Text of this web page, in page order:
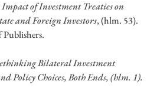
Impact of Investment Treaties on
and Foreign Investors, (hlm. 53).
Bilateral Investment
Policy Choices, Both Ends, (hlm. 1).